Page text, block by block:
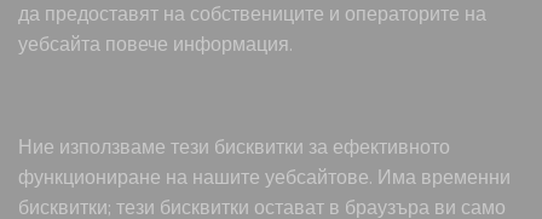
да предоставят на собствениците и операторите на
уебсайта повече информация.
Ние използваме тези бисквитки за ефективното
функциониране на нашите уебсайтове. Има временни
бисквитки; тези бисквитки остават в браузъра ви само